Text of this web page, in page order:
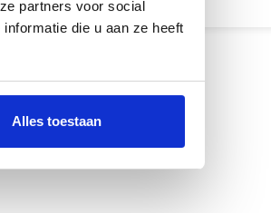
partners voor social
die u aan ze heeft
Alles toestaan